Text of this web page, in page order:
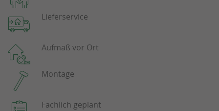
Lieferservice
Aufmaß vor Ort
Montage
Fachlich geplant